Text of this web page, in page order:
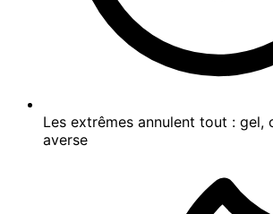
Les extrêmes annulent tout : gel,
averse